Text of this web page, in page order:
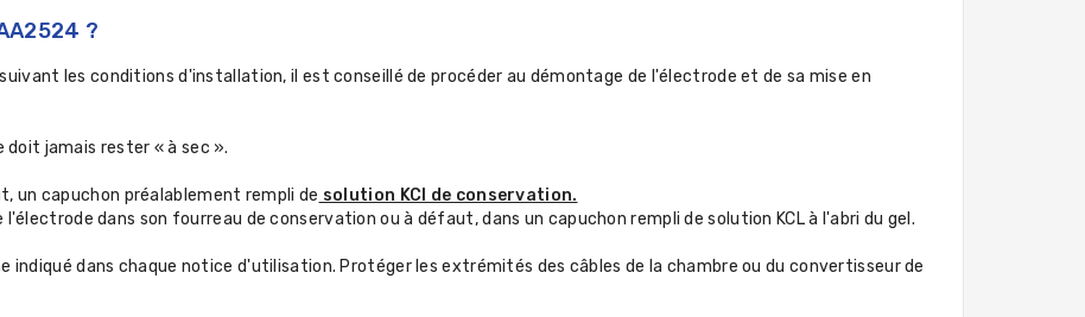
?
les conditions d'installation, il est conseillé de procéder au démontage de l'électrode et de sa mise en
doit jamais rester « à sec ».
un capuchon préalablement rempli de solution KCl de conservation.
dans son fourreau de conservation ou à défaut, dans un capuchon rempli de solution KCL à l'abri du gel.
indiqué dans chaque notice d'utilisation. Protéger les extrémités des câbles de la chambre ou du convertisseur de